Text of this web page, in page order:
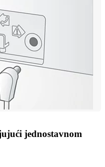
jednostavnom